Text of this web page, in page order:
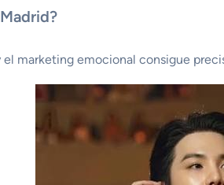
marketing emocional consigue